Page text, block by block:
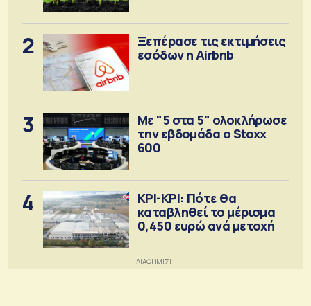
2
Ξεπέρασε τις εκτιμήσεις
εσόδων η Airbnb
3
Με "5 στα 5" ολοκλήρωσε
την εβδομάδα ο Stoxx
600
4
ΚΡΙ-ΚΡΙ: Πότε θα
καταβληθεί το μέρισμα
0,450 ευρώ ανά μετοχή